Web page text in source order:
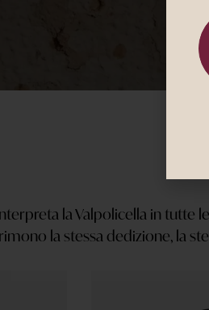
la Valpolicella in tutte
la stessa dedizione, la